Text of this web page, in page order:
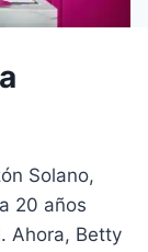
Solano,
20 años
Ahora, Betty